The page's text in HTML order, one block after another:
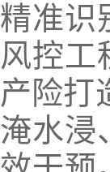
精准识
风控工
产险打
淹水浸